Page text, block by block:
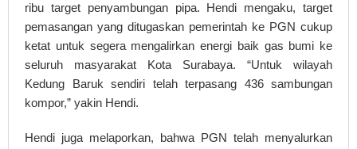
ribu target penyambungan pipa. Hendi mengaku, target
pemasangan yang ditugaskan pemerintah ke PGN cukup
ketat untuk segera mengalirkan energi baik gas bumi ke
seluruh masyarakat Kota Surabaya. “Untuk wilayah
Kedung Baruk sendiri telah terpasang 436 sambungan
kompor,” yakin Hendi.
Hendi juga melaporkan, bahwa PGN telah menyalurkan